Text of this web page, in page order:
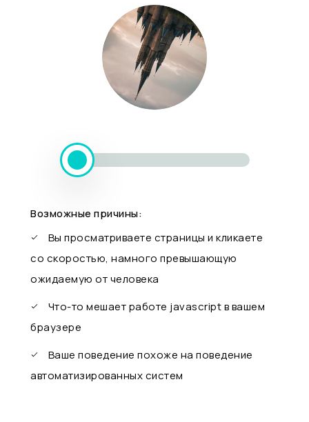
Возможные причины:
Вы просматриваете страницы и кликаете
со скоростью, намного превышающую
ожидаемую от человека
Что-то мешает работе javascript в вашем
браузере
Ваше поведение похоже на поведение
автоматизированных систем